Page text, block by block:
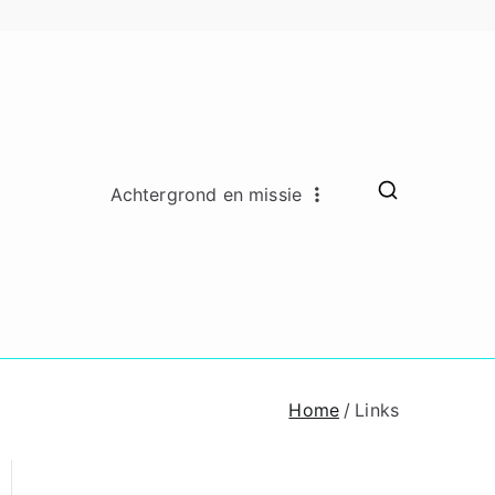
Remkes
en counseling lidmaatschap
Achtergrond en missie
Home Links